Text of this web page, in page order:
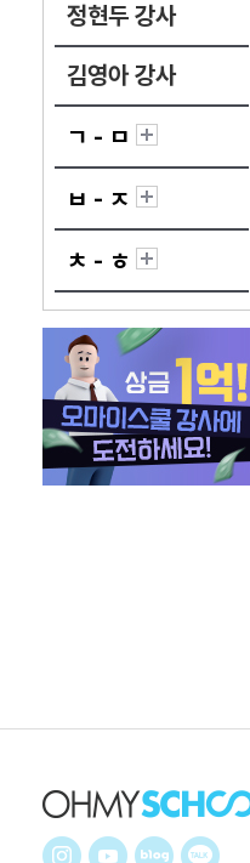
정현두 강사
김영아 강사
ㄱ - ㅁ
ㅂ - ㅈ
ㅊ - ㅎ